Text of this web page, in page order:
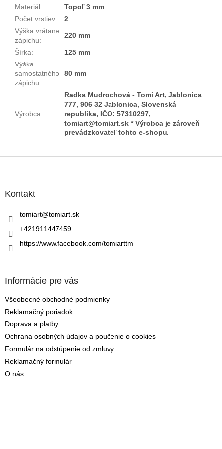
Materiál:
Topoľ 3 mm
Počet vrstiev:
2
Výška vrátane
zápichu:
220 mm
Šírka:
125 mm
Výška
samostatného
zápichu:
80 mm
Výrobca:
Radka Mudrochová - Tomi Art, Jablonica
777, 906 32 Jablonica, Slovenská
republika, IČO: 57310297,
tomiart@tomiart.sk * Výrobca je zároveň
prevádzkovateľ tohto e-shopu.
Kontakt
tomiart@tomiart.sk
+421911447459
https://www.facebook.com/tomiarttm
Informácie pre vás
Všeobecné obchodné podmienky
Reklamačný poriadok
Doprava a platby
Ochrana osobných údajov a poučenie o cookies
Formulár na odstúpenie od zmluvy
Reklamačný formulár
O nás